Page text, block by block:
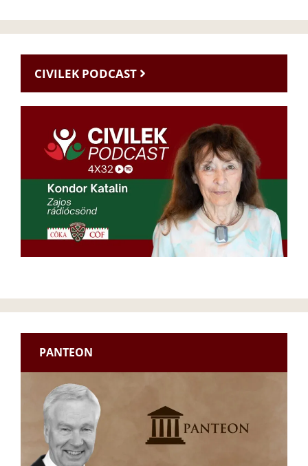
CIVILEK PODCAST
PANTEON